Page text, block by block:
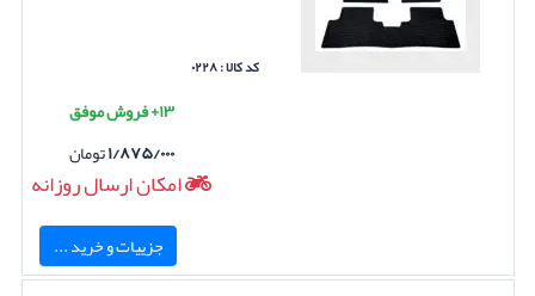
کد کالا : ۰۲۲۸
۱۳+ فروش موفق
۱/۸۷۵/۰۰۰تومان
امکان ارسال روزانه
جزییات و خرید ...